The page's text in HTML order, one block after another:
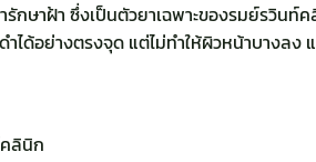
กษาฝ้า ซึ่งเป็นตัวยาเฉพาะของรมย์รวิน
ได้อย่างตรงจุด แต่ไม่ทำให้ผิวหน้าบางล
คลินิก